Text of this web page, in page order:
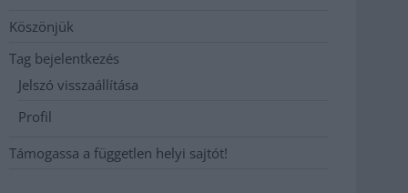
Köszönjük
Tag bejelentkezés
Jelszó visszaállítása
Profil
Támogassa a független helyi sajtót!